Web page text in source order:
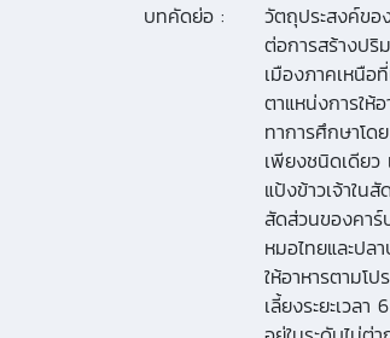
บทคัดย่อ :
วัตถุประสงค์ขอ
ต่อการสร้างป
เมืองภาคเหนือ
ตาแหน่งการให้
ทาการศึกษาโด
เพียงชนิดเดียว
แป้งข้าวเจ้าใน
สัดส่วนของคาร์
หมอไทยและป
ให้อาหารตามโ
เลี้ยงระยะเวล